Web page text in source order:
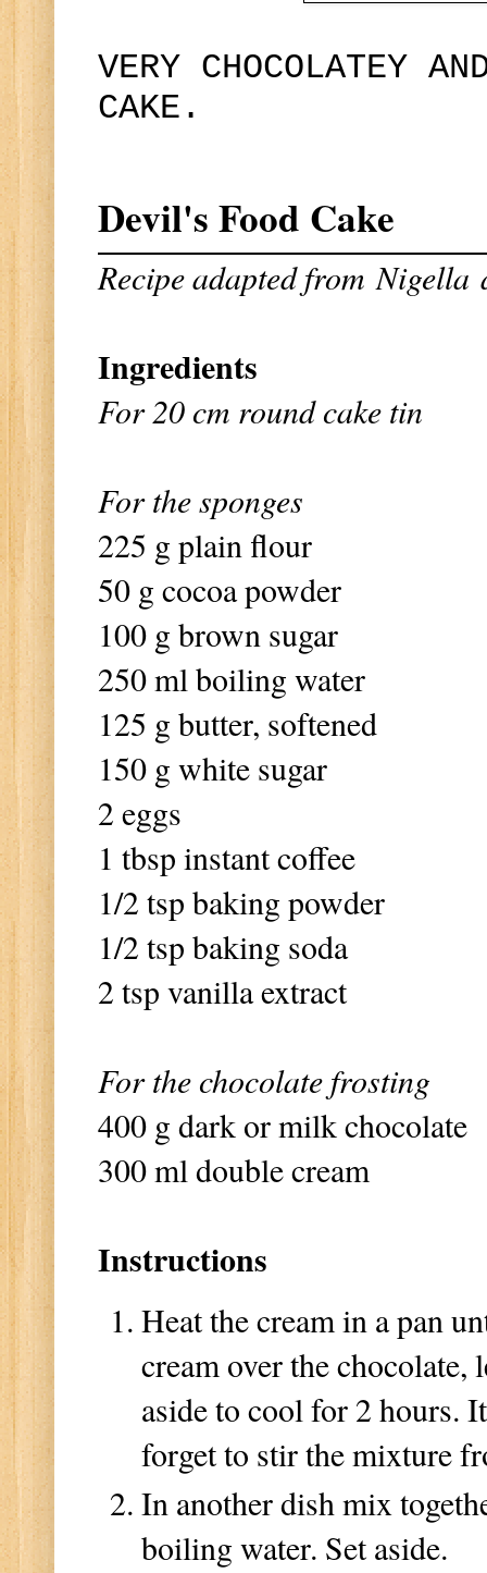
VERY CHOCOLATEY
CAKE.
Devil's Food Cake
Recipe adapted from Nigella
Ingredients
For 20 cm round cake tin
For the sponges
225 g plain flour
50 g cocoa powder
100 g brown sugar
250 ml boiling water
125 g butter, softened
150 g white sugar
2 eggs
1 tbsp instant coffee
1/2 tsp baking powder
1/2 tsp baking soda
2 tsp vanilla extract
For the chocolate frosting
400 g dark or milk chocolate
300 ml double cream
Instructions
Heat the cream in a pan
cream over the chocolate,
aside to cool for 2 hours.
forget to stir the mixture
In another dish mix
boiling water. Set aside.